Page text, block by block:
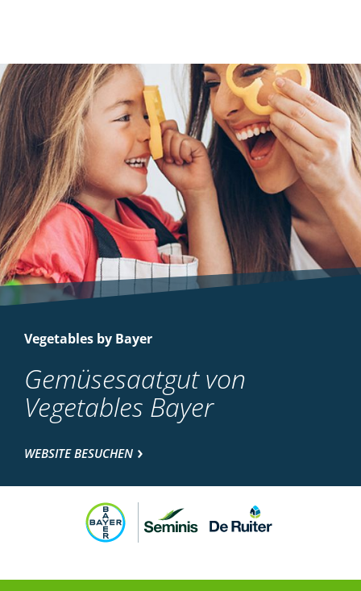
Vegetables by Bayer
Gemüsesaatgut von
Vegetables Bayer
WEBSITE BESUCHEN